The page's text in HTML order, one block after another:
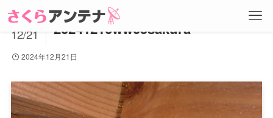
20241216ww05sakura
2024
12/21
2024年12月21日